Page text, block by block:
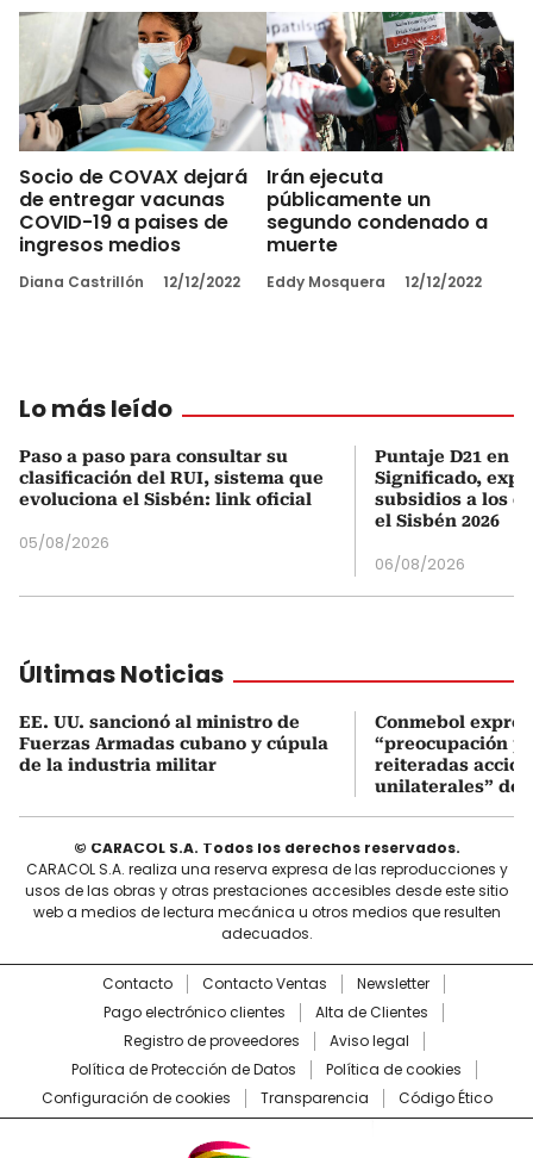
Socio de COVAX dejará
de entregar vacunas
COVID-19 a paises de
ingresos medios
Diana Castrillón 12/12/2022
Irán ejecuta
públicamente un
segundo condenado a
muerte
Eddy Mosquera 12/12/2022
Lo más leído
Paso a paso para consultar su
clasificación del RUI, sistema que
evoluciona el Sisbén: link oficial
05/08/2026
Puntaje D21 en
Significado,
subsidios a los
el Sisbén 2026
06/08/2026
Últimas Noticias
EE. UU. sancionó al ministro de
Fuerzas Armadas cubano y cúpula
de la industria militar
Conmebol
“preocupación
reiteradas
unilaterales” de
© CARACOL S.A. Todos los derechos reservados.
CARACOL S.A. realiza una reserva expresa de las reproducciones y
usos de las obras y otras prestaciones accesibles desde este sitio
web a medios de lectura mecánica u otros medios que resulten
adecuados.
Contacto Contacto Ventas
Newsletter
Pago electrónico clientes
Alta de Clientes
Registro de proveedores
Aviso legal
Política de Protección de Datos
Política de cookies
Configuración de cookies
Transparencia Código Ético